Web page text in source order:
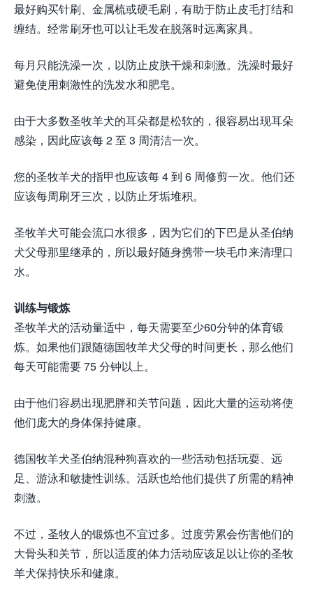
最好购买针刷、金属梳或硬毛刷，有助于防止皮毛打结和
缠结。经常刷牙也可以让毛发在脱落时远离家具。
每月只能洗澡一次，以防止皮肤干燥和刺激。洗澡时最好
避免使用刺激性的洗发水和肥皂。
由于大多数圣牧羊犬的耳朵都是松软的，很容易出现耳朵
感染，因此应该每 2 至 3 周清洁一次。
您的圣牧羊犬的指甲也应该每 4 到 6 周修剪一次。他们还
应该每周刷牙三次，以防止牙垢堆积。
圣牧羊犬可能会流口水很多，因为它们的下巴是从圣伯纳
犬父母那里继承的，所以最好随身携带一块毛巾来清理口
水。
训练与锻炼
圣牧羊犬的活动量适中，每天需要至少60分钟的体育锻
炼。如果他们跟随德国牧羊犬父母的时间更长，那么他们
每天可能需要 75 分钟以上。
由于他们容易出现肥胖和关节问题，因此大量的运动将使
他们庞大的身体保持健康。
德国牧羊犬圣伯纳混种狗喜欢的一些活动包括玩耍、远
足、游泳和敏捷性训练。活跃也给他们提供了所需的精神
刺激。
不过，圣牧人的锻炼也不宜过多。过度劳累会伤害他们的
大骨头和关节，所以适度的体力活动应该足以让你的圣牧
羊犬保持快乐和健康。